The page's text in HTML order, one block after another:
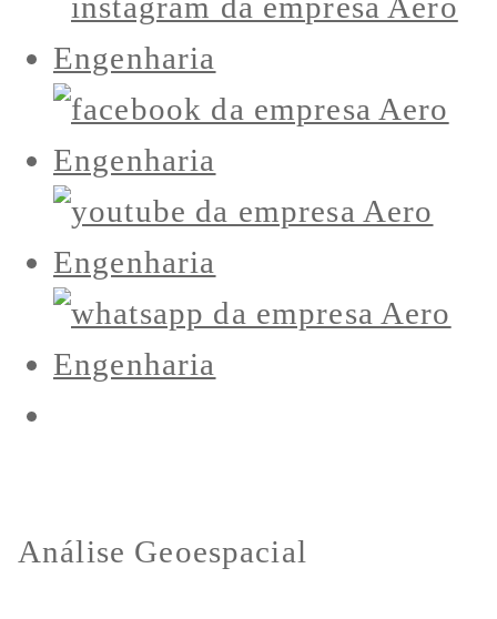
Análise Geoespacial